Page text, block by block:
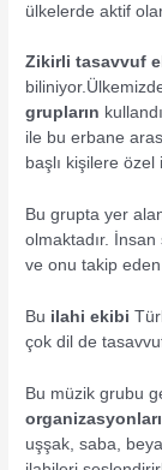
ülkelerde aktif
Zikirli tasavvuf
grupların
ile bu erbane
başlı kişilere
Bu grupta yer
olmaktadır.
ve onu takip
Bu ilahi ekibi
çok dil de
Bu müzik grubu
organizasyonları
uşşak, saba,